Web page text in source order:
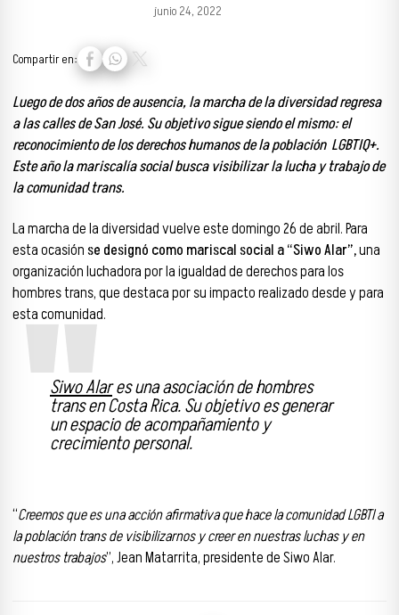
junio 24, 2022
Compartir en:
Luego de dos años de ausencia, la marcha de la diversidad regresa
a las calles de San José. Su objetivo sigue siendo el mismo: el
reconocimiento de los derechos humanos de la población LGBTIQ+.
Este año la mariscalía social busca visibilizar la lucha y trabajo de
la comunidad trans.
La marcha de la diversidad vuelve este domingo 26 de abril. Para
esta ocasiónse designó como mariscal social a “Siwo Alar”,una
organización luchadora por la igualdad de derechos para los
hombres trans, que destaca por su impacto realizado desde y para
esta comunidad.
Siwo Alares una asociación de hombres
trans en Costa Rica. Su objetivo es generar
un espacio de acompañamiento y
crecimiento personal.
“Creemos que es una acción afirmativa que hace la comunidad LGBTI a
la población trans de visibilizarnos y creer en nuestras luchas y en
nuestros trabajos”, Jean Matarrita, presidente de Siwo Alar.